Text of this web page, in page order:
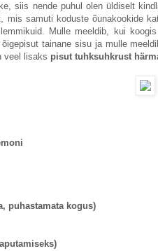
siis nende puhul olen üldiselt
mis samuti koduste õunakookide
Mulle meeldib, kui
tainane sisu ja mulle
veel lisaks pisut tuhksuhkrust
puhastamata kogus)